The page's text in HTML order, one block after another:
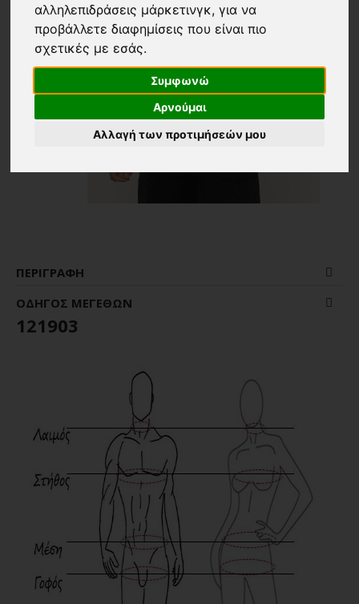
αλληλεπιδράσεις μάρκετινγκ,για να
προβάλλετε διαφημίσεις που είναι πιο
σχετικές με εσάς.
Συμφωνώ
Αρνούμαι
Αλλαγή των προτιμήσεών μου
ΠΕΡΙΓΡΑΦΉ
ΟΔΗΓΌΣ ΜΕΓΕΘΏΝ
121903